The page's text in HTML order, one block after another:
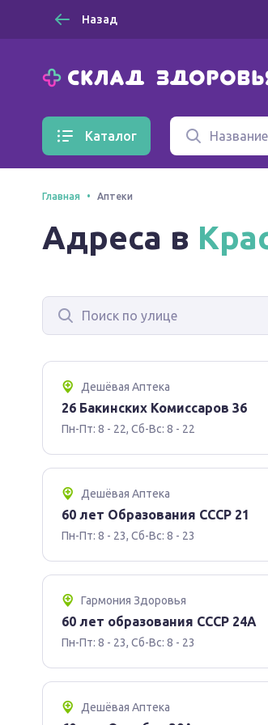
Назад
Каталог
Главная Аптеки
Адреса в
Дешёвая Аптека
26 Бакинских Комиссаров 36
Пн-Пт: 8 - 22, Сб-Вс: 8 - 22
Дешёвая Аптека
60 лет Образования СССР 21
Пн-Пт: 8 - 23, Сб-Вс: 8 - 23
Гармония Здоровья
60 лет образования СССР 24А
Пн-Пт: 8 - 23, Сб-Вс: 8 - 23
Дешёвая Аптека